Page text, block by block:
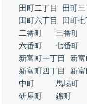
田町二丁目
田町三
田町六丁目
田町七
二番町
三番町
六番町
七番町
新富町一丁目
新富
新富町四丁目
新富
中町
馬場町
研屋町
錦町